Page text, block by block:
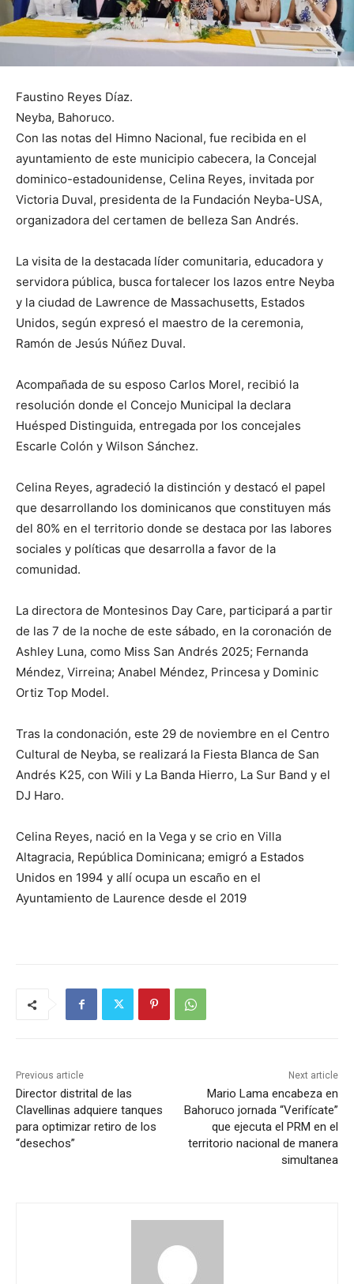
Faustino Reyes Díaz.
Neyba, Bahoruco.
Con las notas del Himno Nacional, fue recibida en el
ayuntamiento de este municipio cabecera, la Concejal
dominico-estadounidense, Celina Reyes, invitada por
Victoria Duval, presidenta de la Fundación Neyba-USA,
organizadora del certamen de belleza San Andrés.
La visita de la destacada líder comunitaria, educadora y
servidora pública, busca fortalecer los lazos entre Neyba
y la ciudad de Lawrence de Massachusetts, Estados
Unidos, según expresó el maestro de la ceremonia,
Ramón de Jesús Núñez Duval.
Acompañada de su esposo Carlos Morel, recibió la
resolución donde el Concejo Municipal la declara
Huésped Distinguida, entregada por los concejales
Escarle Colón y Wilson Sánchez.
Celina Reyes, agradeció la distinción y destacó el papel
que desarrollando los dominicanos que constituyen más
del 80% en el territorio donde se destaca por las labores
sociales y políticas que desarrolla a favor de la
comunidad.
La directora de Montesinos Day Care, participará a partir
de las 7 de la noche de este sábado, en la coronación de
Ashley Luna, como Miss San Andrés 2025; Fernanda
Méndez, Virreina; Anabel Méndez, Princesa y Dominic
Ortiz Top Model.
Tras la condonación, este 29 de noviembre en el Centro
Cultural de Neyba, se realizará la Fiesta Blanca de San
Andrés K25, con Wili y La Banda Hierro, La Sur Band y el
DJ Haro.
Celina Reyes, nació en la Vega y se crio en Villa
Altagracia, República Dominicana; emigró a Estados
Unidos en 1994 y allí ocupa un escaño en el
Ayuntamiento de Laurence desde el 2019
Previous article
Director distrital de las
Clavellinas adquiere tanques
para optimizar retiro de los
“desechos”
Next article
Mario Lama encabeza en
Bahoruco jornada “Verifícate”
que ejecuta el PRM en el
territorio nacional de manera
simultanea